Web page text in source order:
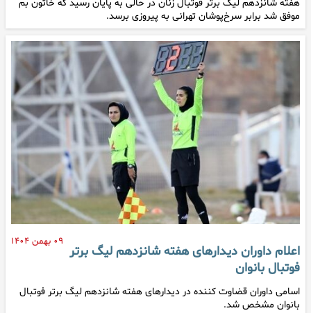
هفته شانزدهم لیگ برتر فوتبال زنان در حالی به پایان رسید که خاتون بم
موفق شد برابر سرخ‌پوشان تهرانی به پیروزی برسد.
۰۹ بهمن ۱۴۰۴
اعلام داوران دیدارهای هفته شانزدهم لیگ برتر
فوتبال بانوان
اسامی داوران قضاوت کننده در دیدارهای هفته شانزدهم لیگ برتر فوتبال
بانوان مشخص شد.